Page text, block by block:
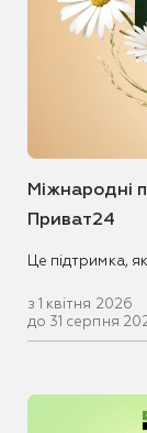
Міжнародні
Приват24
Це підтримка,
з 1 квітня 2026
до 31 серпня